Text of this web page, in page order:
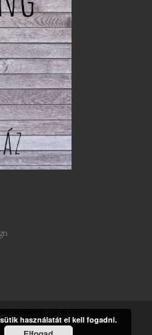
Agriart- Webdesign
használatát el kell fogadni.